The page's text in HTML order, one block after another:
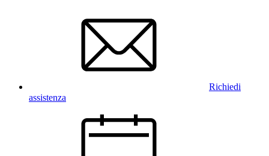
Richiedi
assistenza